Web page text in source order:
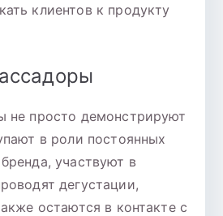
клиентов к продукту
не просто демонстрируют
в роли постоянных
участвуют в
дегустации,
остаются в контакте с